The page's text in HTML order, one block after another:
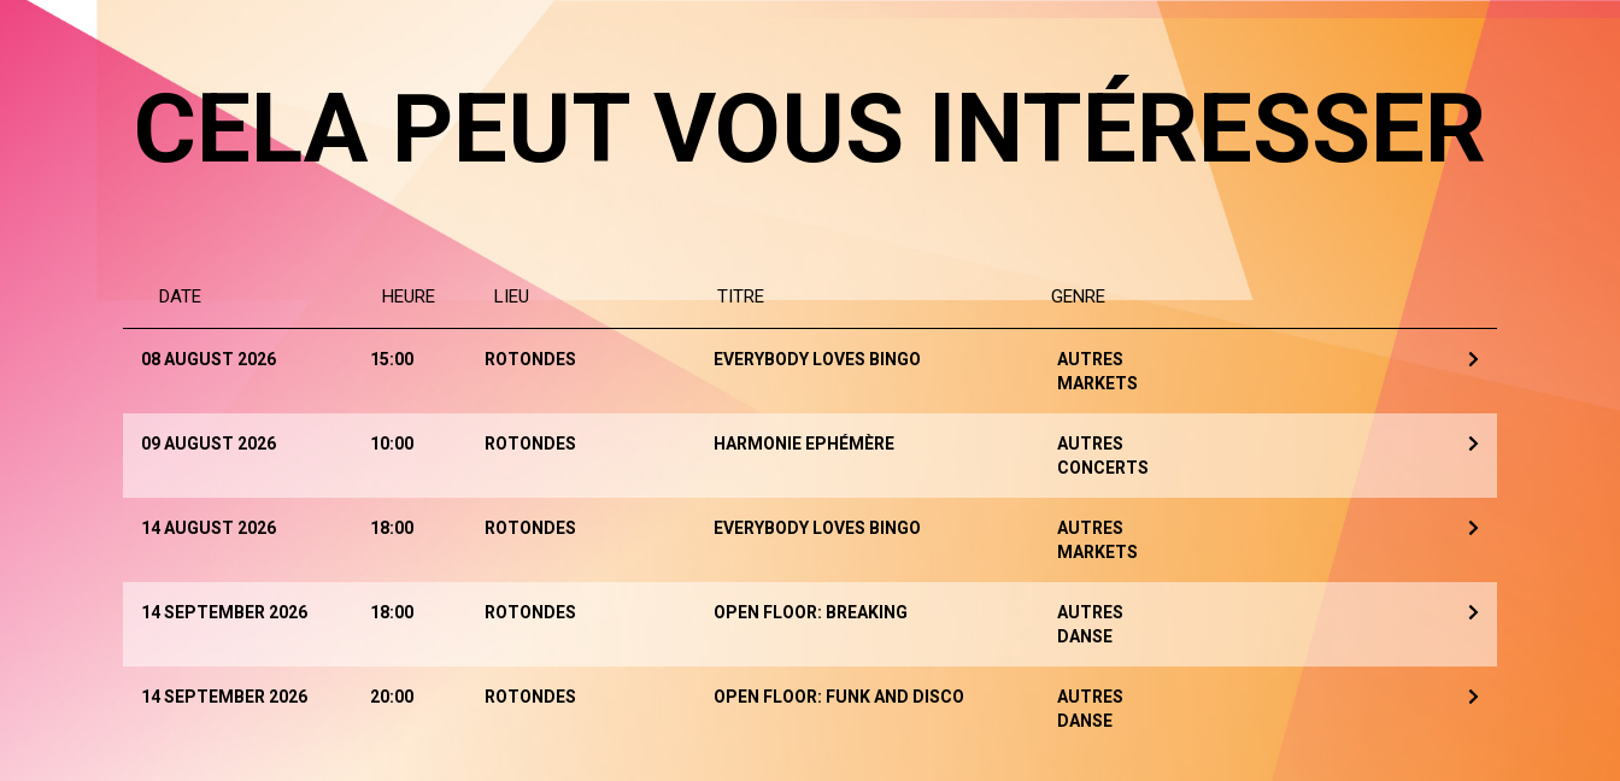
CELA PEUT VOUS INTÉRESSER
DATE HEURE LIEU TITRE GENRE
08 AUGUST 2026 15:00 ROTONDES EVERYBODY LOVES BINGO
AUTRES
MARKETS
09 AUGUST 2026 10:00 ROTONDES HARMONIE EPHÉMÈRE
AUTRES
CONCERTS
14 AUGUST 2026 18:00 ROTONDES EVERYBODY LOVES BINGO
AUTRES
MARKETS
14 SEPTEMBER 2026 18:00 ROTONDES OPEN FLOOR: BREAKING
AUTRES
DANSE
14 SEPTEMBER 2026 20:00 ROTONDES OPEN FLOOR: FUNK AND DISCO
AUTRES
DANSE